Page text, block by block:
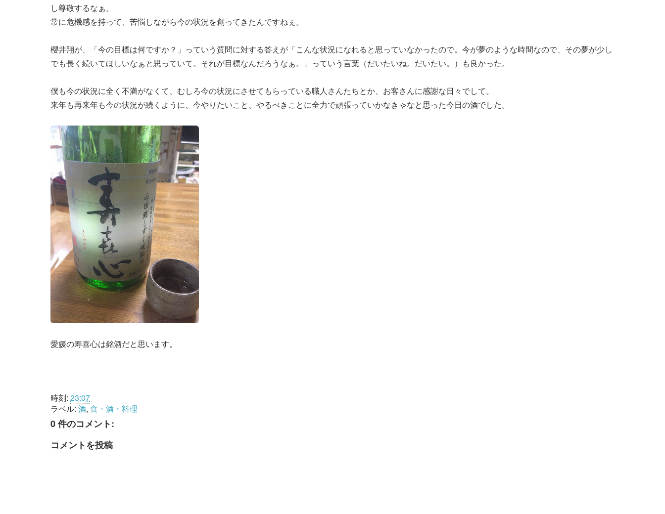
し尊敬するなぁ。
常に危機感を持って、苦悩しながら今の状況を創ってきたんですねぇ。
櫻井翔が、「今の目標は何ですか？」っていう質問に対する答えが「こんな状況になれると思っていなかったので。今が夢のような時間なので、その夢が少し
でも長く続いてほしいなぁと思っていて。それが目標なんだろうなぁ。」っていう言葉（だいたいね。だいたい。）も良かった。
僕も今の状況に全く不満がなくて、むしろ今の状況にさせてもらっている職人さんたちとか、お客さんに感謝な日々でして。
来年も再来年も今の状況が続くように、今やりたいこと、やるべきことに全力で頑張っていかなきゃなと思った今日の酒でした。
愛媛の寿喜心は銘酒だと思います。
時刻: 23:07
ラベル: 酒, 食・酒・料理
0 件のコメント:
コメントを投稿